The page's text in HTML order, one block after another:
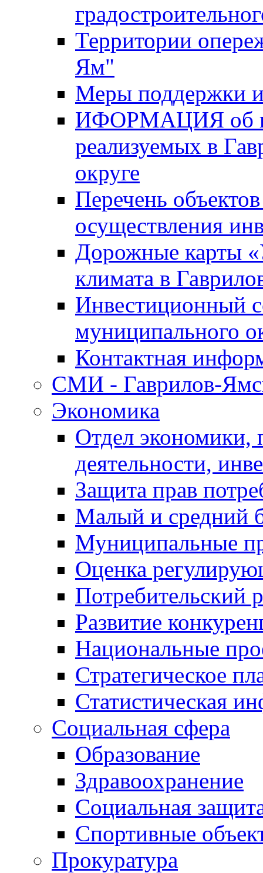
Территории
Ям"
Меры поддержки
ИФОРМАЦИЯ об
реализуемых в
округе
Перечень
осуществления
Дорожные карты
климата в
Инвестиционный
муниципального
Контактная
СМИ - Гаврилов-
Экономика
Отдел экономики,
деятельности,
Защита прав
Малый и средний
Муниципальные
Оценка
Потребительский
Развитие
Национальные
Стратегическое
Статистическая
Социальная сфера
Образование
Здравоохранение
Социальная
Спортивные
Прокуратура